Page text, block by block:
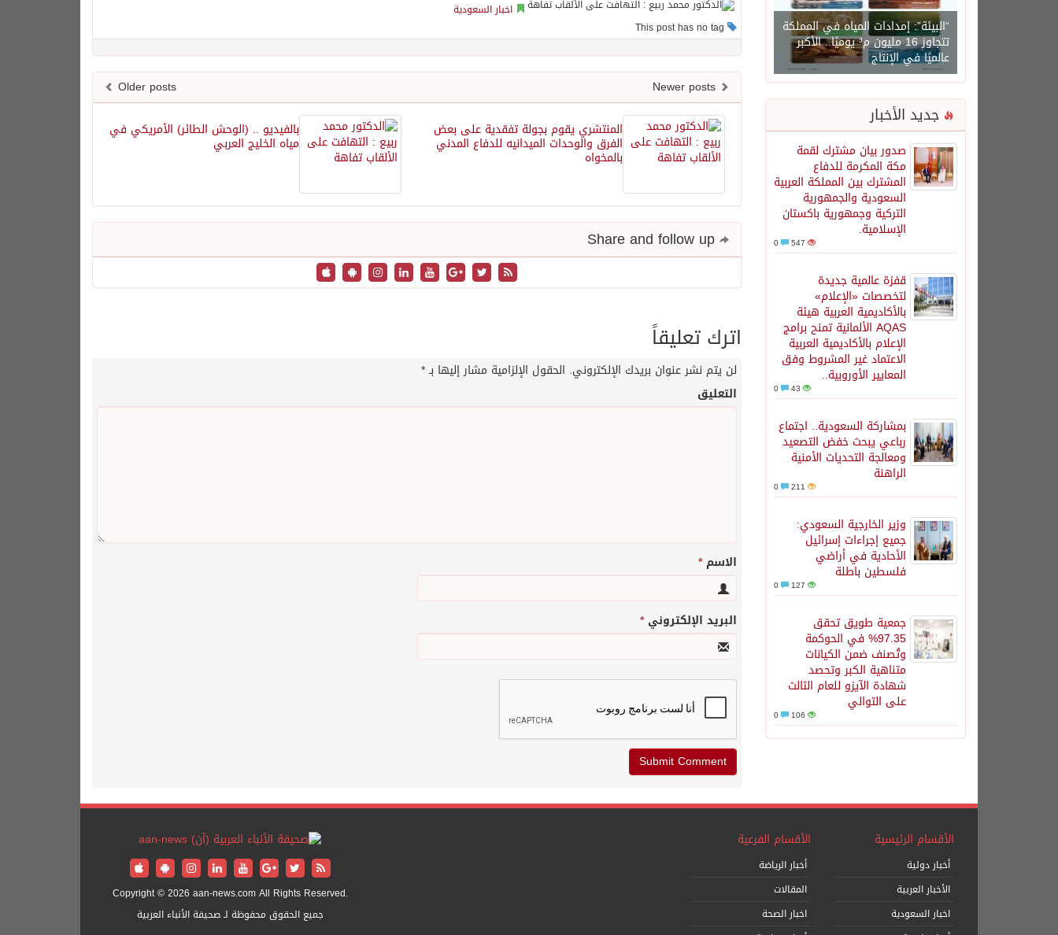
“البيئة”: إمدادات المياه في المملكة
تتجاوز 16 مليون م³ يوميًا.. الأكبر
عالميًا في الإنتاج
جديد الأخبار
صدور بيان مشترك لقمة
مكة المكرمة للدفاع
المشترك بين المملكة العربية
السعودية والجمهورية
التركية وجمهورية باكستان
الإسلامية.
547
قفزة عالمية جديدة
لتخصصات «الإعلام»
بالأكاديمية العربية هيئة
AQAS الألمانية تمنح برامج
الإعلام بالأكاديمية العربية
الاعتماد غير المشروط وفق
المعايير الأوروبية..
43
بمشاركة السعودية.. اجتماع
رباعي يبحث خفض التصعيد
ومعالجة التحديات الأمنية
الراهنة
211
وزير الخارجية السعودي:
جميع إجراءات إسرائيل
الأحادية في أراضي
فلسطين باطلة
127
جمعية طويق تحقق
97.35% في الحوكمة
وتُصنف ضمن الكيانات
متناهية الكبر وتحصد
شهادة الآيزو للعام الثالث
على التوالي
106
اخبار السعودية
Older posts
بالفيديو .. (الوحش الطائر) الأمريكي في
مياه الخليج العربي
المنتشري يقوم بجولة تفقدية على بعض
الفرق والوحدات الميدانيه للدفاع المدني
بالمخواه
اترك تعليقاً
لن يتم نشر عنوان بريدك الإلكتروني. الحقول الإلزامية مشار إليها بـ*
التعليق
الاسم*
البريد الإلكتروني*
الأقسام الرئيسية
أخبار دولية
الأخبار العربية
اخبار السعودية
الأقسام الفرعية
أخبار الرياضة
المقالات
اخبار الصحة
Copyright © 2026 aan-news.com All Rights Reserved.
جميع الحقوق محفوظة لـ صحيفة الأنباء العربية